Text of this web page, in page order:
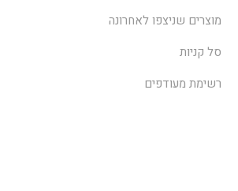
מוצרים שניצפו לאחרונה
סל קניות
רשימת מעודפים